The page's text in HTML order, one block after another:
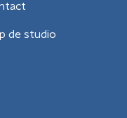
de studio